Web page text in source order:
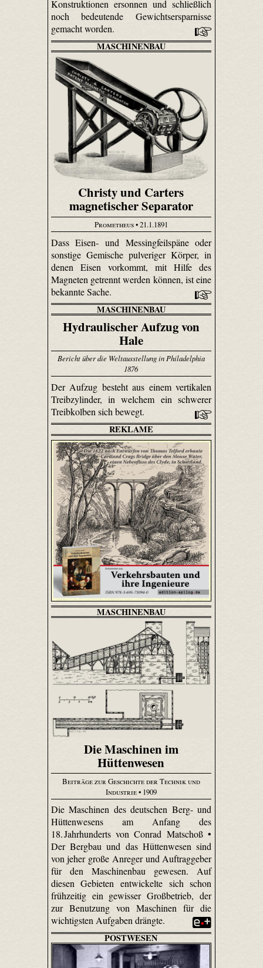
Konstruktionen ersonnen und schließlich
noch bedeutende Gewichtsersparnisse
gemacht worden.
MASCHINENBAU
Christy und Carters
magnetischer Separator
Prometheus• 21.1.1891
Dass Eisen- und Messingfeilspäne oder
sonstige Gemische pulveriger Körper, in
denen Eisen vorkommt, mit Hilfe des
Magneten getrennt werden können, ist eine
bekannte Sache.
MASCHINENBAU
Hydraulischer Aufzug von
Hale
Bericht über die Weltausstellung in Philadelphia
1876
Der Aufzug besteht aus einem vertikalen
Treibzylinder, in welchem ein schwerer
Treibkolben sich bewegt.
REKLAME
MASCHINENBAU
Die Maschinen im
Hüttenwesen
Beiträge zur Geschichte der Technik und
Industrie• 1909
Die Maschinen des deutschen Berg- und
Hüttenwesens am Anfang des
18. Jahrhunderts von Conrad Matschoß •
Der Bergbau und das Hüttenwesen sind
von jeher große Anreger und Auftraggeber
für den Maschinenbau gewesen. Auf
diesen Gebieten entwickelte sich schon
frühzeitig ein gewisser Großbetrieb, der
zur Benutzung von Maschinen für die
wichtigsten Aufgaben drängte.
POSTWESEN